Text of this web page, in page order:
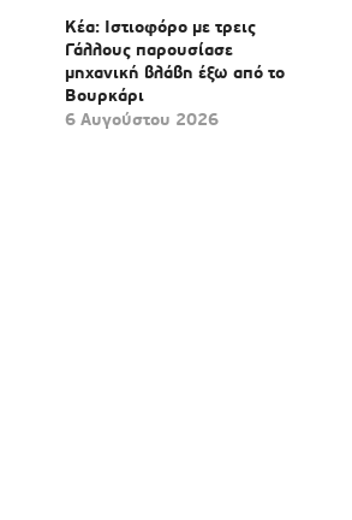
Κέα: Ιστιοφόρο με τρεις
Γάλλους παρουσίασε
μηχανική βλάβη έξω από το
Βουρκάρι
6 Αυγούστου 2026